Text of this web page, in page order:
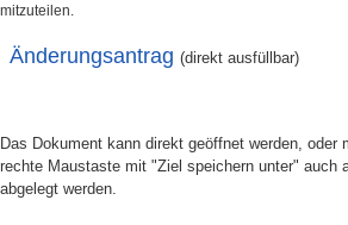
mitzuteilen.
Änderungsantrag (direkt ausfüllbar)
Das Dokument kann direkt geöffnet werden, oder
rechte Maustaste mit "Ziel speichern unter" auch
abgelegt werden.